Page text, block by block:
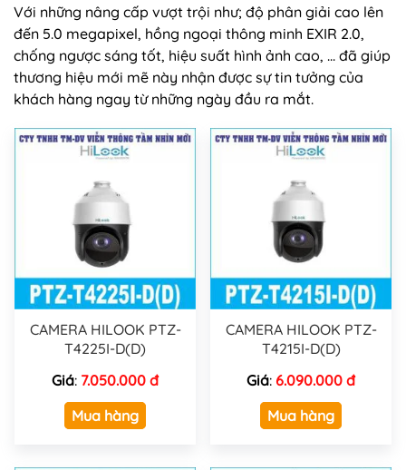
Với những nâng cấp vượt trội như; độ phân giải cao lên
đến 5.0 megapixel, hồng ngoại thông minh EXIR 2.0,
chống ngược sáng tốt, hiệu suất hình ảnh cao, ... đã giúp
thương hiệu mới mẽ này nhận được sự tin tưởng của
khách hàng ngay từ những ngày đầu ra mắt.
CAMERA HILOOK PTZ-
T4225I-D(D)
Giá: 7.050.000 đ
Mua hàng
CAMERA HILOOK PTZ-
T4215I-D(D)
Giá: 6.090.000 đ
Mua hàng